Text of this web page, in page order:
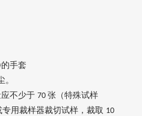
手套
不少于 70 张（特殊试样
用裁样器裁切试样，裁取 10